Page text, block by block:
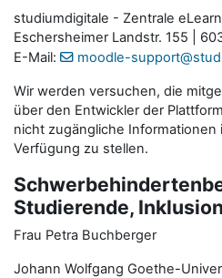
studiumdigitale - Zentrale
Eschersheimer Landstr. 155 |
E-Mail:
moodle-
Wir werden versuchen, die
über den Entwickler der
nicht zugängliche Informationen
Verfügung zu stellen.
Studierende,
Frau Petra Buchberger
Johann Wolfgang Goethe-